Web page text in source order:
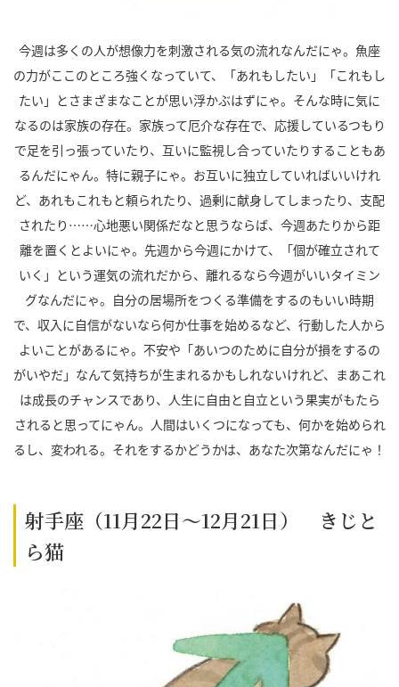
今週は多くの人が想像力を刺激される気の流れなんだにゃ。魚座
の力がここのところ強くなっていて、「あれもしたい」「これもし
たい」とさまざまなことが思い浮かぶはずにゃ。そんな時に気に
なるのは家族の存在。家族って厄介な存在で、応援しているつもり
で足を引っ張っていたり、互いに監視し合っていたりすることもあ
るんだにゃん。特に親子にゃ。お互いに独立していればいいけれ
ど、あれもこれもと頼られたり、過剰に献身してしまったり、支配
されたり……心地悪い関係だなと思うならば、今週あたりから距
離を置くとよいにゃ。先週から今週にかけて、「個が確立されて
いく」という運気の流れだから、離れるなら今週がいいタイミン
グなんだにゃ。自分の居場所をつくる準備をするのもいい時期
で、収入に自信がないなら何か仕事を始めるなど、行動した人から
よいことがあるにゃ。不安や「あいつのために自分が損をするの
がいやだ」なんて気持ちが生まれるかもしれないけれど、まあこれ
は成長のチャンスであり、人生に自由と自立という果実がもたら
されると思ってにゃん。人間はいくつになっても、何かを始められ
るし、変われる。それをするかどうかは、あなた次第なんだにゃ！
射手座（11月22日～12月21日） きじと
ら猫